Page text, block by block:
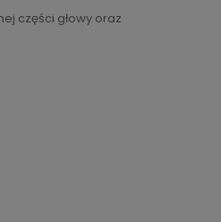
części głowy oraz